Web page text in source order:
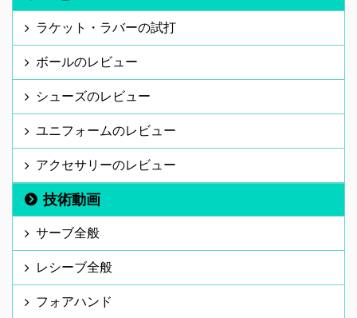
ラケット・ラバーの試打
ボールのレビュー
シューズのレビュー
ユニフォームのレビュー
アクセサリーのレビュー
技術動画
サーブ全般
レシーブ全般
フォアハンド